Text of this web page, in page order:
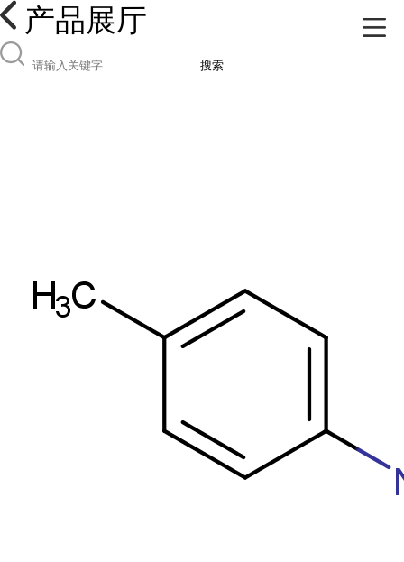
产品展厅
搜索